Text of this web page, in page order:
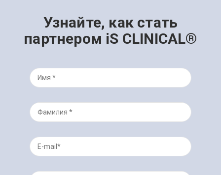
Узнайте, как стать
партнером iS CLINICAL®